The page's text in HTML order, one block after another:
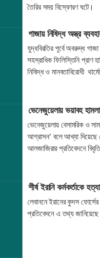
তৈরির সময় বিস্ফোরণ ঘটে।
গাজায় নিষিদ্ধ অস্ত্র
যুদ্ধবিরতির পূর্বে অবরুদ্ধ
সহস্রাধিক ফিলিস্তিনি প্রাণ
নিষিদ্ধ ও মানবতাবিরোধী
ভেনেজুয়েলায় ভয়াবহ
ভেনেজুয়েলায় বেসামরিক ও
আগ্রাসন’ বলে আখ্যা দিয়েছে
আলজাজিরার প্রতিবেদনে
শীর্ষ ইরানি কর্মকর্তাকে
লেবাননে ইরানের কুদস
প্রতিবেদনে এ তথ্য জানিয়েছে